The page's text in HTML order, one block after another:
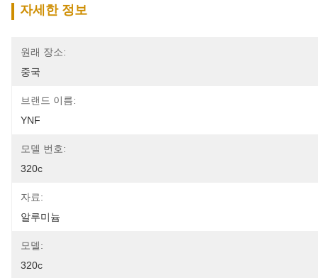
자세한 정보
원래 장소:
중국
브랜드 이름:
YNF
모델 번호:
320c
자료:
알루미늄
모델:
320c